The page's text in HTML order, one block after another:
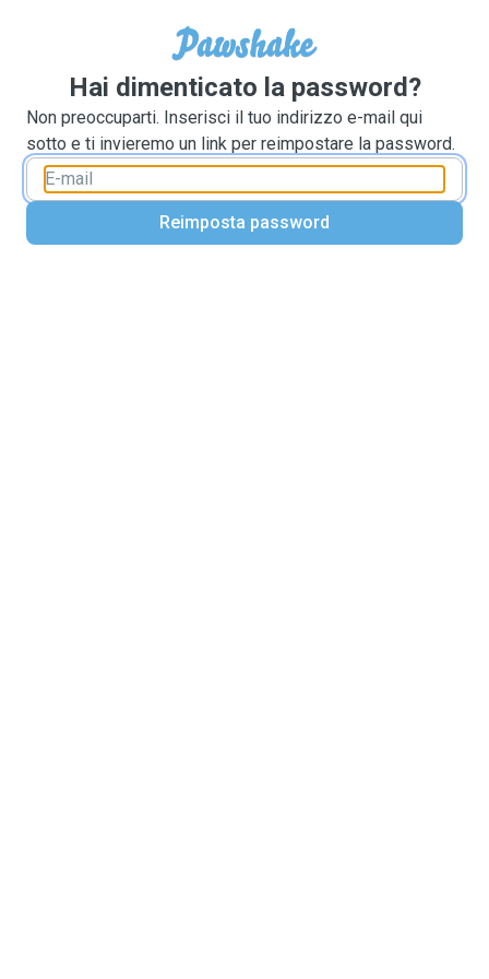
Hai dimenticato la password?
Non preoccuparti. Inserisci il tuo indirizzo e-mail qui
sotto e ti invieremo un link per reimpostare la password.
Reimposta password